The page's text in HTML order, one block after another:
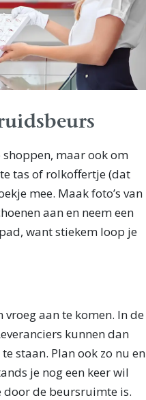
maar ook om
tas of rolkoffertje (dat
mee. Maak foto’s van
aan en neem een
want stiekem loop je
aan te komen. In de
kunnen dan
staan. Plan ook zo nu en
je nog een keer wil
door de beursruimte is.